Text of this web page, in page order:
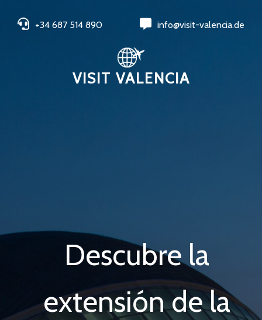
+34 687 514 890 info@visit-valencia.de
VISIT VALENCIA
Descubre la
extensión de la